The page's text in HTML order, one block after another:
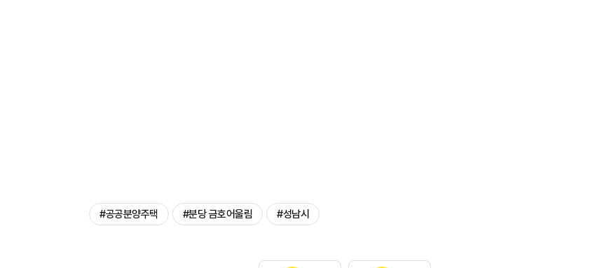
#공공분양주택 #분당 금호어울림 #성남시